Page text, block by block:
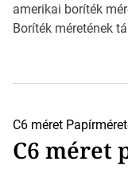
amerikai boríték
Boríték méretének
C6 méret
C6 méret